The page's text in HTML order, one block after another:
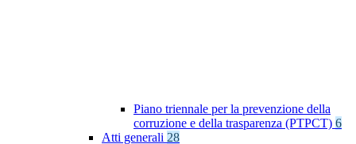
Piano triennale per la prevenzione della
corruzione e della trasparenza (PTPCT) 6
Atti generali 28